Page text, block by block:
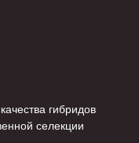
гибридов
селекции